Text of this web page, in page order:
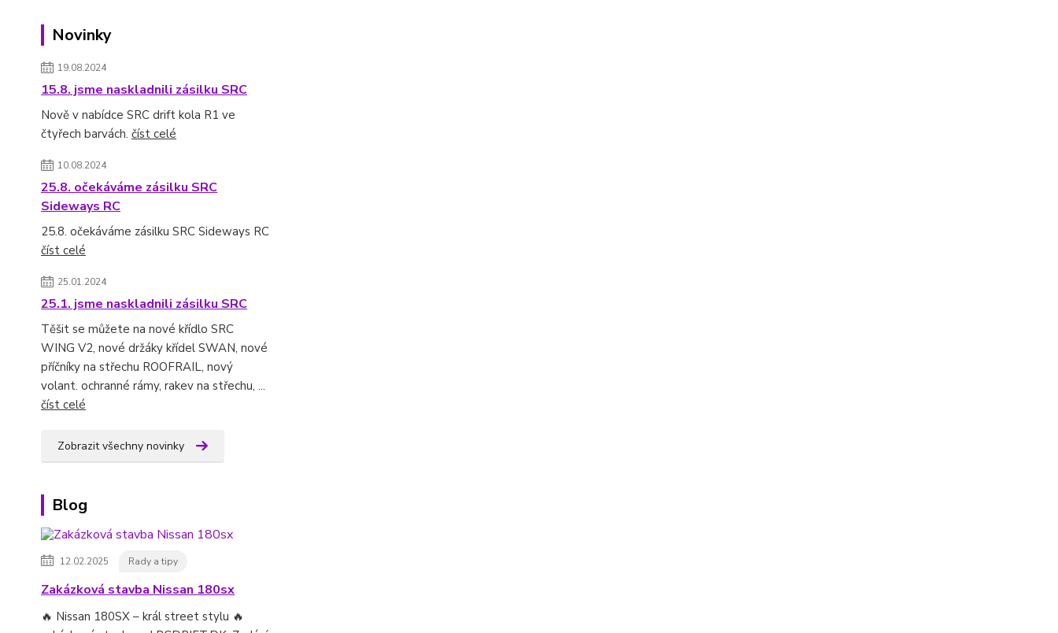
Novinky
19.08.2024
15.8. jsme naskladnili zásilku SRC
Nově v nabídce SRC drift kola R1 ve
čtyřech barvách. číst celé
10.08.2024
25.8. očekáváme zásilku SRC
Sideways RC
25.8. očekáváme zásilku SRC Sideways RC
číst celé
25.01.2024
25.1. jsme naskladnili zásilku SRC
Těšit se můžete na nové křídlo SRC
WING V2, nové držáky křídel SWAN, nové
příčníky na střechu ROOFRAIL, nový
volant. ochranné rámy, rakev na střechu, ...
číst celé
Zobrazit všechny novinky
Blog
12.02.2025 Rady a tipy
Zakázková stavba Nissan 180sx
🔥 Nissan 180SX – král street stylu 🔥